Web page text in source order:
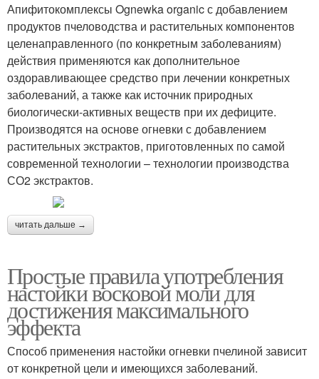
Апифитокомплексы Ognewka organic с добавлением
продуктов пчеловодства и растительных компонентов
целенаправленного (по конкретным заболеваниям)
действия применяются как дополнительное
оздоравливающее средство при лечении конкретных
заболеваний, а также как источник природных
биологически-активных веществ при их дефиците.
Производятся на основе огневки с добавлением
растительных экстрактов, приготовленных по самой
современной технологии – технологии производства
СО2 экстрактов.
читать дальше →
Простые правила употребления
настойки восковой моли для
достижения максимального
эффекта
Способ применения настойки огневки пчелиной зависит
от конкретной цели и имеющихся заболеваний.